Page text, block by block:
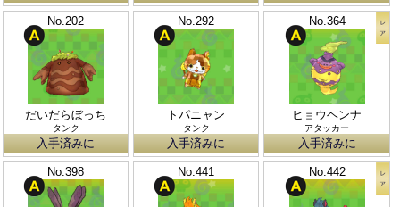
No.202
だいだらぼっち
タンク
入手済みに
No.292
トパニャン
タンク
入手済みに
No.364
ヒョウヘンナ
アタッカー
入手済みに
No.398 No.441 No.442